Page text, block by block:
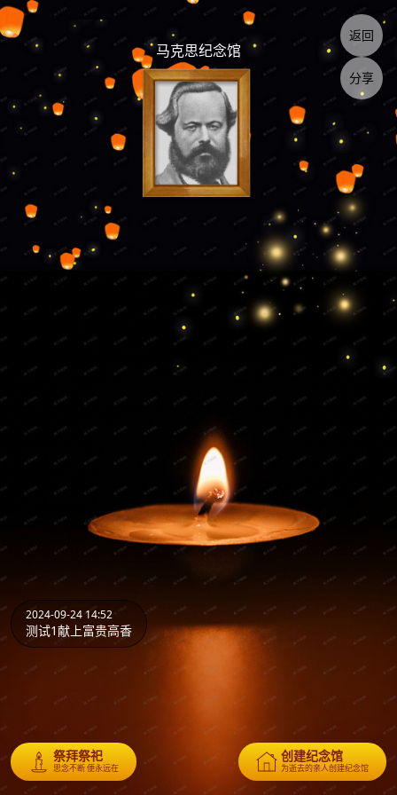
马克思纪念馆
祭拜祭祀
思念不断 便永远在
创建纪念馆
为逝去的亲人创建纪念馆
返回
分享
2024-09-24 14:52
测试1献上富贵高香